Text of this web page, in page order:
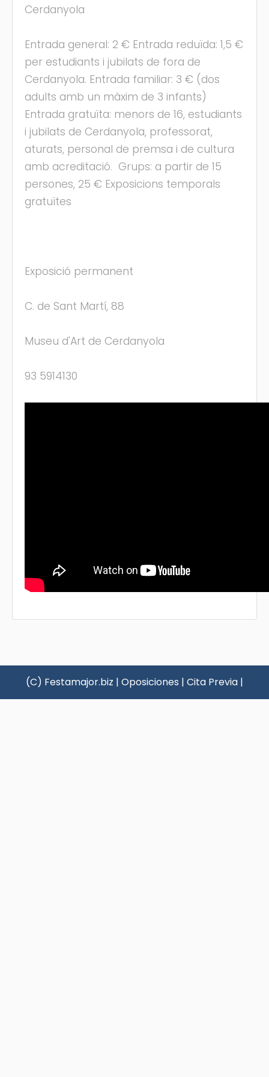
Cerdanyola
Entrada general: 2 € Entrada reduïda: 1,5 €
per estudiants i jubilats de fora de
Cerdanyola. Entrada familiar: 3 € (dos
adults amb un màxim de 3 infants)
Entrada gratuïta: menors de 16, estudiants
i jubilats de Cerdanyola, professorat,
aturats, personal de premsa i de cultura
amb acreditació. Grups: a partir de 15
persones, 25 € Exposicions temporals
gratuïtes
Exposició permanent
C. de Sant Martí, 88
Museu d'Art de Cerdanyola
93 5914130
(C) Festamajor.biz | Oposiciones | Cita Previa |